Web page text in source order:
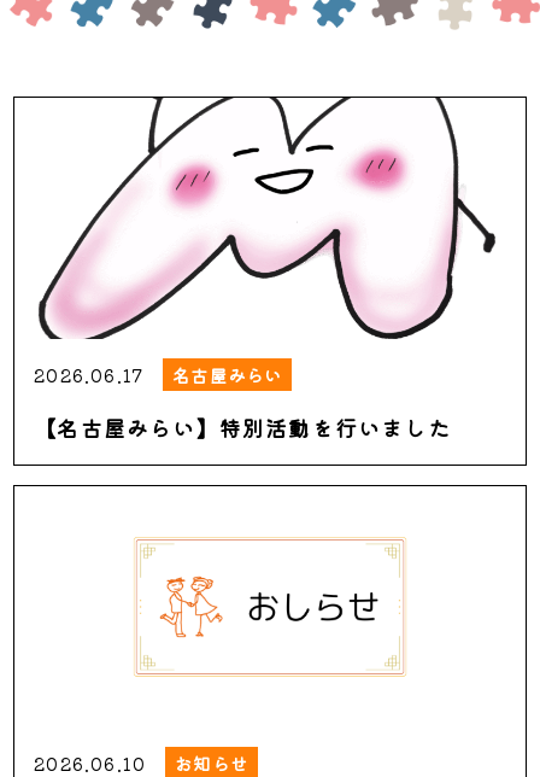
2026.06.17 名古屋みらい
【名古屋みらい】特別活動を行いました
2026.06.10 お知らせ